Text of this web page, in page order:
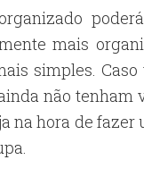
mais
simples. Caso
não tenham
na hora de fazer